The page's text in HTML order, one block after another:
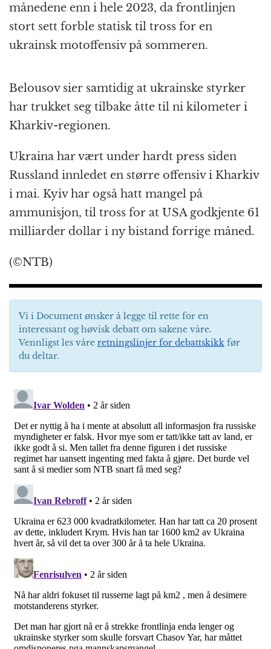
månedene enn i hele 2023, da frontlinjen
stort sett forble statisk til tross for en
ukrainsk motoffensiv på sommeren.
Belousov sier samtidig at ukrainske styrker
har trukket seg tilbake åtte til ni kilometer i
Kharkiv-regionen.
Ukraina har vært under hardt press siden
Russland innledet en større offensiv i Kharkiv
i mai. Kyiv har også hatt mangel på
ammunisjon, til tross for at USA godkjente 61
milliarder dollar i ny bistand forrige måned.
(©NTB)
Vi i Document ønsker å legge til rette for en
interessant og høvisk debatt om sakene våre.
Vennligst les våre retningslinjer for debattskikk før
du deltar.